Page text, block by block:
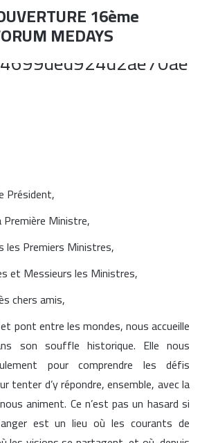
16ème
MEDAYS
Président,
Première Ministre,
les Premiers Ministres,
et Messieurs les Ministres,
chers amis,
pont entre les mondes, nous accueille
son souffle historique. Elle nous
pour comprendre les défis
tenter d’y répondre, ensemble, avec la
animent. Ce n’est pas un hasard si
est un lieu où les courants de